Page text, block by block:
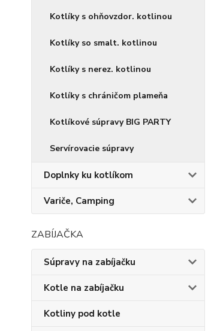
Kotlíky s ohňovzdor. kotlinou
Kotlíky so smalt. kotlinou
Kotlíky s nerez. kotlinou
Kotlíky s chráničom plameňa
Kotlíkové súpravy BIG PARTY
Servírovacie súpravy
Doplnky ku kotlíkom
Variče, Camping
ZABÍJAČKA
Súpravy na zabíjačku
Kotle na zabíjačku
Kotliny pod kotle